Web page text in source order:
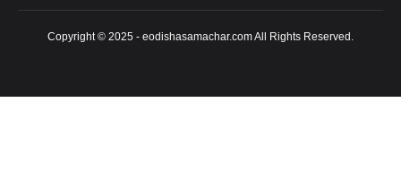
Copyright © 2025 - eodishasamachar.com All Rights Reserved.